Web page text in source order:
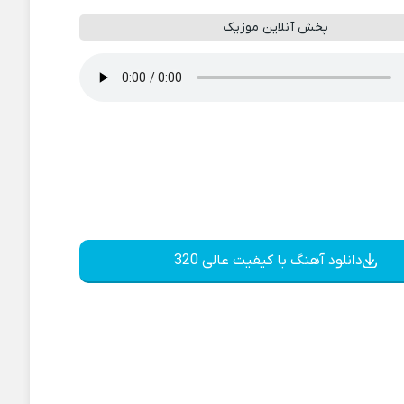
پخش آنلاین موزیک
دانلود آهنگ با کیفیت عالی 320